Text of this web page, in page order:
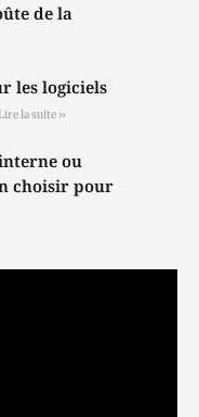
de la
les logiciels
la suite »
ou
choisir pour